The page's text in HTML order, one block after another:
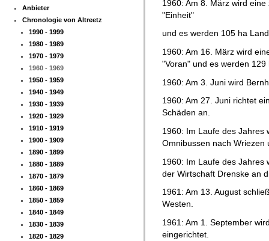
Anbieter
Chronologie von Altreetz
1990 - 1999
1980 - 1989
1970 - 1979
1960 - 1969
1950 - 1959
1940 - 1949
1930 - 1939
1920 - 1929
1910 - 1919
1900 - 1909
1890 - 1899
1880 - 1889
1870 - 1879
1860 - 1869
1850 - 1859
1840 - 1849
1830 - 1839
1820 - 1829
1960: Am 8. März wird
"Einheit"
und es werden 105 ha
1960: Am 16. März wird
"Voran" und es werden
1960: Am 3. Juni wird
1960: Am 27. Juni richtet
Schäden an.
1960: Im Laufe des Jahres
Omnibussen nach Wriezen
1960: Im Laufe des Jahres
der Wirtschaft Drenske an
1961: Am 13. August
Westen.
1961: Am 1. September
eingerichtet.